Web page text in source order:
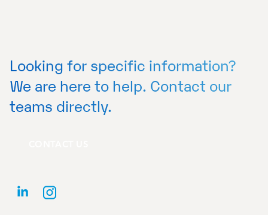
Looking for specific information?
We are here to help. Contact our
teams directly.